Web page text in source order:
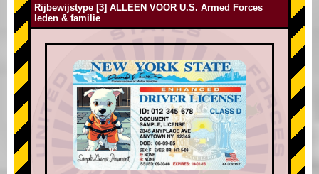
Rijbewijstype [3] ALLEEN VOOR U.S. Armed Forces
leden & familie